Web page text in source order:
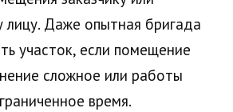
лицу. Даже опытная бригада
участок, если помещение
сложное или работы
время.